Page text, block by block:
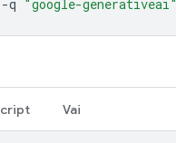
-q "google-generativeai"
Vai